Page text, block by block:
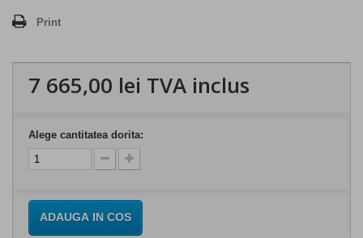
Print
7 665,00 lei TVA inclus
Alege cantitatea dorita:
ADAUGA IN COS